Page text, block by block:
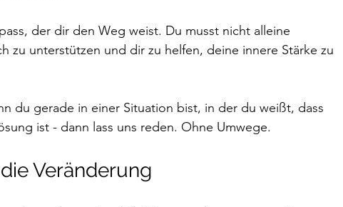
der dir den Weg weist. Du musst nicht alleine
zu unterstützen und dir zu helfen, deine innere Stärke zu
du gerade in einer Situation bist, in der du weißt, dass
ist - dann lass uns reden. Ohne Umwege.
Veränderung